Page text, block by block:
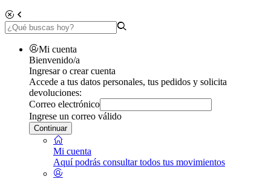
Mi cuenta
Bienvenido/a
Ingresar o crear cuenta
Accede a tus datos personales, tus pedidos y solicita
devoluciones:
Correo electrónico
Ingrese un correo válido
Continuar
Mi cuenta
Aquí podrás consultar todos tus movimientos